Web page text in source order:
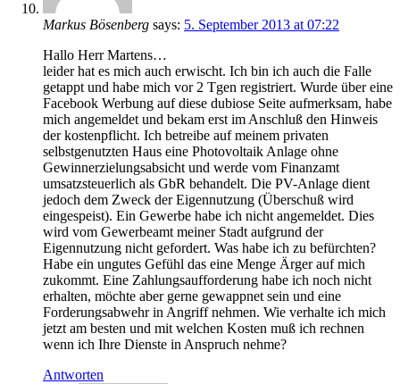
Markus Bösenberg says: 5. September 2013 at 07:22
Hallo Herr Martens…
leider hat es mich auch erwischt. Ich bin ich auch die Falle
getappt und habe mich vor 2 Tgen registriert. Wurde über eine
Facebook Werbung auf diese dubiose Seite aufmerksam, habe
mich angemeldet und bekam erst im Anschluß den Hinweis
der kostenpflicht. Ich betreibe auf meinem privaten
selbstgenutzten Haus eine Photovoltaik Anlage ohne
Gewinnerzielungsabsicht und werde vom Finanzamt
umsatzsteuerlich als GbR behandelt. Die PV-Anlage dient
jedoch dem Zweck der Eigennutzung (Überschuß wird
eingespeist). Ein Gewerbe habe ich nicht angemeldet. Dies
wird vom Gewerbeamt meiner Stadt aufgrund der
Eigennutzung nicht gefordert. Was habe ich zu befürchten?
Habe ein ungutes Gefühl das eine Menge Ärger auf mich
zukommt. Eine Zahlungsaufforderung habe ich noch nicht
erhalten, möchte aber gerne gewappnet sein und eine
Forderungsabwehr in Angriff nehmen. Wie verhalte ich mich
jetzt am besten und mit welchen Kosten muß ich rechnen
wenn ich Ihre Dienste in Anspruch nehme?
Antworten